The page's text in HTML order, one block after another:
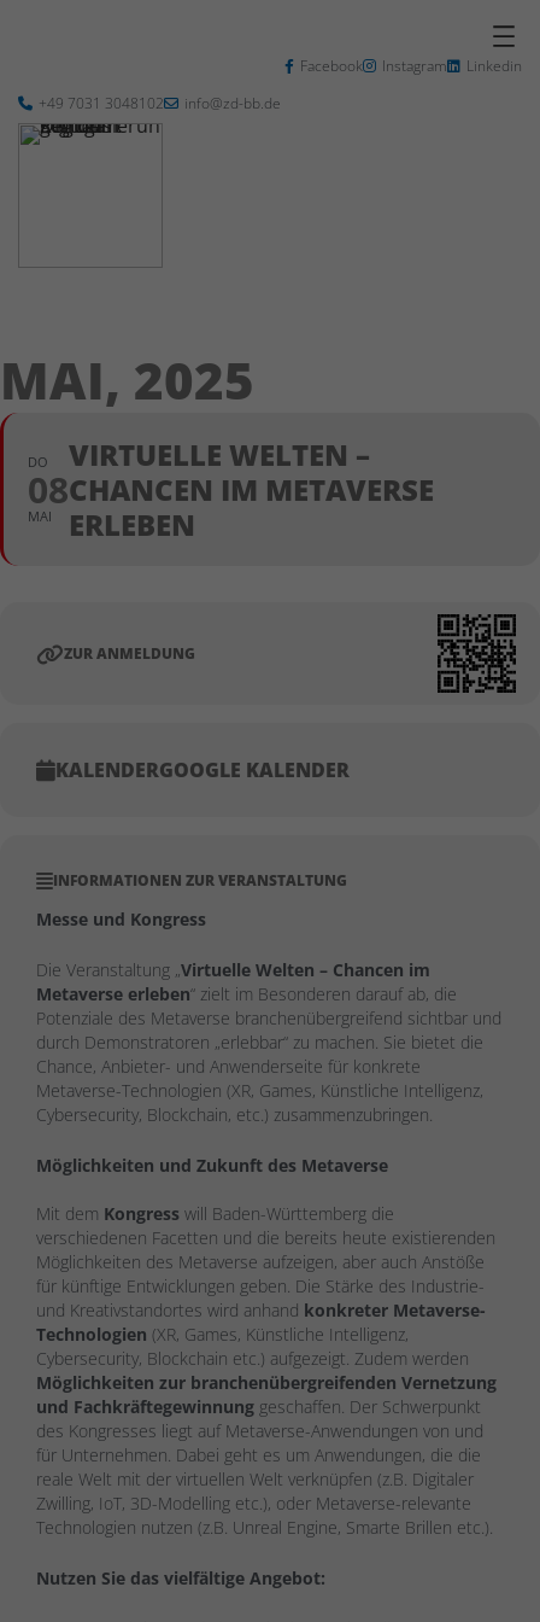
Facebook Instagram
Linkedin
+49 7031 3048102
info@zd-bb.de
MAI, 2025
DO
08
MAI
VIRTUELLE WELTEN –
CHANCEN IM METAVERSE
ERLEBEN
ZUR ANMELDUNG
KALENDERGOOGLE KALENDER
INFORMATIONEN ZUR VERANSTALTUNG
Messe und Kongress
Die Veranstaltung „Virtuelle Welten – Chancen im
Metaverse erleben“ zielt im Besonderen darauf ab, die
Potenziale des Metaverse branchenübergreifend sichtbar und
durch Demonstratoren „erlebbar“ zu machen. Sie bietet die
Chance, Anbieter- und Anwenderseite für konkrete
Metaverse-Technologien (XR, Games, Künstliche Intelligenz,
Cybersecurity, Blockchain, etc.) zusammenzubringen.
Möglichkeiten und Zukunft des Metaverse
Mit dem Kongress will Baden-Württemberg die
verschiedenen Facetten und die bereits heute existierenden
Möglichkeiten des Metaverse aufzeigen, aber auch Anstöße
für künftige Entwicklungen geben. Die Stärke des Industrie-
und Kreativstandortes wird anhand konkreter Metaverse-
Technologien (XR, Games, Künstliche Intelligenz,
Cybersecurity, Blockchain etc.) aufgezeigt. Zudem werden
Möglichkeiten zur branchenübergreifenden Vernetzung
und Fachkräftegewinnung geschaffen. Der Schwerpunkt
des Kongresses liegt auf Metaverse-Anwendungen von und
für Unternehmen. Dabei geht es um Anwendungen, die die
reale Welt mit der virtuellen Welt verknüpfen (z.B. Digitaler
Zwilling, IoT, 3D-Modelling etc.), oder Metaverse-relevante
Technologien nutzen (z.B. Unreal Engine, Smarte Brillen etc.).
Nutzen Sie das vielfältige Angebot: